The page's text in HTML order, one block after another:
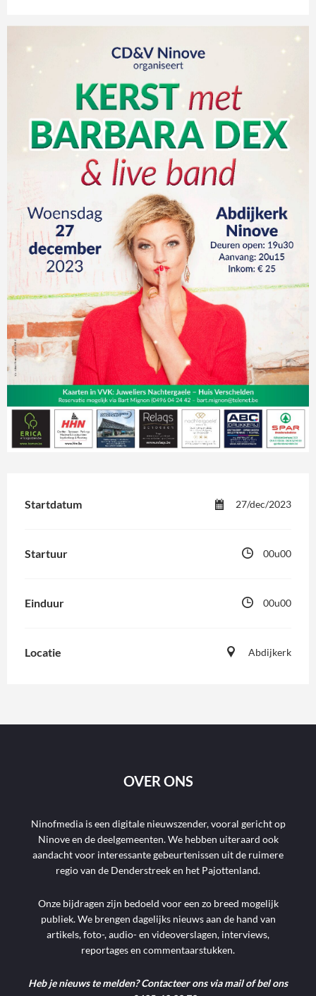
Startdatum 27/dec/2023
Startuur 00u00
Einduur 00u00
Locatie Abdijkerk
OVER ONS
Ninofmedia is een digitale nieuwszender, vooral gericht op
Ninove en de deelgemeenten. We hebben uiteraard ook
aandacht voor interessante gebeurtenissen uit de ruimere
regio van de Denderstreek en het Pajottenland.
Onze bijdragen zijn bedoeld voor een zo breed mogelijk
publiek. We brengen dagelijks nieuws aan de hand van
artikels, foto-, audio- en videoverslagen, interviews,
reportages en commentaarstukken.
Heb je nieuws te melden? Contacteer ons via mail of bel ons